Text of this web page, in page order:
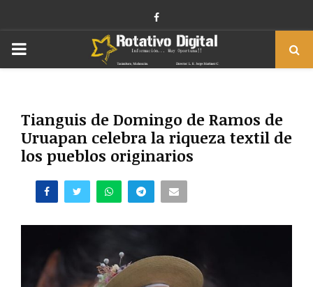
Facebook
PRIMARY
Tianguis de Domingo de Ramos de
Uruapan celebra la riqueza textil de
los pueblos originarios